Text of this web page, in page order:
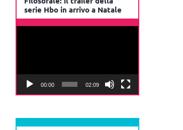
serie Hbo in arrivo a Natale
00:00 02:09